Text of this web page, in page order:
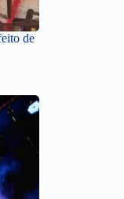
de